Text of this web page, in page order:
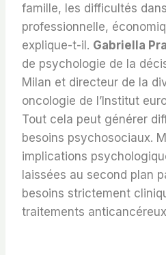
famille, les difficultés
professionnelle,
explique-t-il. Gabriella
de psychologie de la
Milan et directeur de la
oncologie de l’Institut
Tout cela peut générer
besoins psychosociaux.
implications
laissées au second plan
besoins strictement
traitements